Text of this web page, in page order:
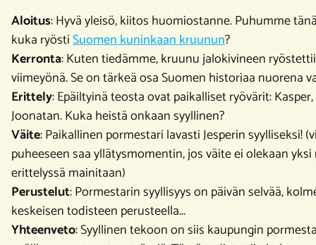
Aloitus:Hyvä yleisö, kiitos huomiostanne. Puhumme
kuka ryöstiSuomen kuninkaan kruunun?
Kerronta:Kuten tiedämme, kruunu jalokivineen
viimeyönä. Se on tärkeä osa Suomen historiaa nuorena
Erittely:Epäiltyinä teosta ovat paikalliset ryövärit: Kasper,
Joonatan. Kuka heistä onkaan syyllinen?
Väite:Paikallinen pormestari lavasti Jesperin syylliseksi!
puheeseen saa yllätysmomentin, jos väite ei olekaan
erittelyssä mainitaan)
Perustelut:Pormestarin syyllisyys on päivän selvää,
keskeisen todisteen perusteella...
Yhteenveto:Syyllinen tekoon on siis kaupungin